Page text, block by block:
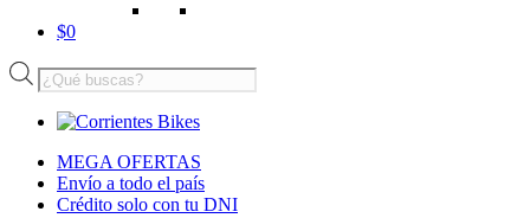
$0
Búsqueda
de
productos
MEGA OFERTAS
Envío a todo el país
Crédito solo con tu DNI